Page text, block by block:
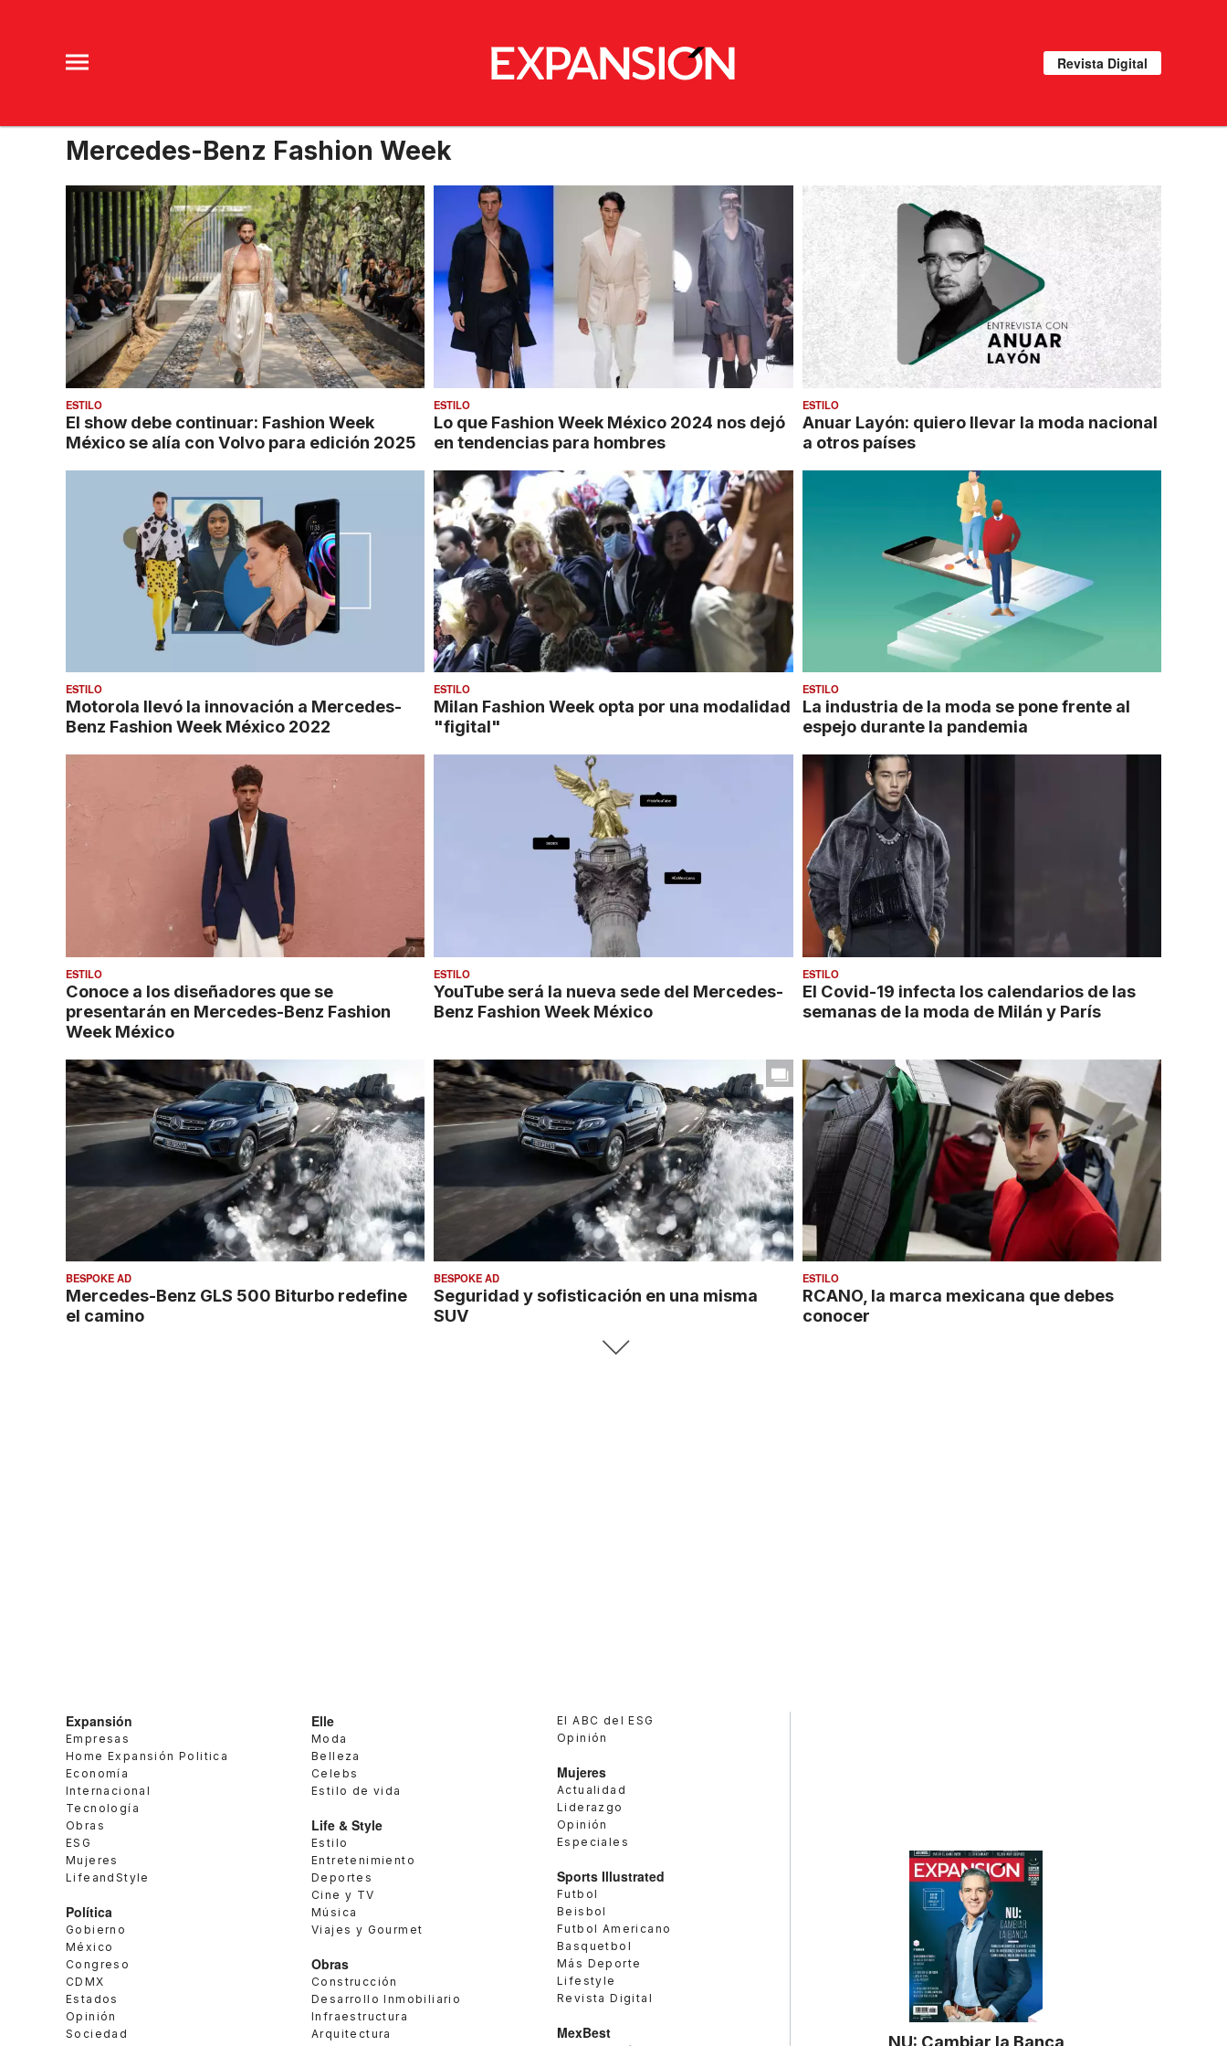
Revista Digital
Mercedes-Benz Fashion Week
ESTILO
El show debe continuar: Fashion Week
México se alía con Volvo para edición 2025
ESTILO
Lo que Fashion Week México 2024 nos dejó
en tendencias para hombres
ESTILO
Anuar Layón: quiero llevar la moda nacional
a otros países
ESTILO
Motorola llevó la innovación a Mercedes-
Benz Fashion Week México 2022
ESTILO
Milan Fashion Week opta por una modalidad
"figital"
ESTILO
La industria de la moda se pone frente al
espejo durante la pandemia
ESTILO
Conoce a los diseñadores que se
presentarán en Mercedes-Benz Fashion
Week México
ESTILO
YouTube será la nueva sede del Mercedes-
Benz Fashion Week México
ESTILO
El Covid-19 infecta los calendarios de las
semanas de la moda de Milán y París
BESPOKE AD
Mercedes-Benz GLS 500 Biturbo redefine
el camino
BESPOKE AD
Seguridad y sofisticación en una misma
SUV
ESTILO
RCANO, la marca mexicana que debes
conocer
Expansión
Empresas
Home Expansión Politica
Economía
Internacional
Tecnología
Obras
ESG
Mujeres
LifeandStyle
Política
Gobierno
México
Congreso
CDMX
Estados
Opinión
Sociedad
Elle
Moda
Belleza
Celebs
Estilo de vida
Life & Style
Estilo
Entretenimiento
Deportes
Cine y TV
Música
Viajes y Gourmet
Obras
Construcción
Desarrollo Inmobiliario
Infraestructura
Arquitectura
El ABC del ESG
Opinión
Mujeres
Actualidad
Liderazgo
Opinión
Especiales
Sports Illustrated
Futbol
Beisbol
Futbol Americano
Basquetbol
Más Deporte
Lifestyle
Revista Digital
MexBest NU: Cambiar la Banca